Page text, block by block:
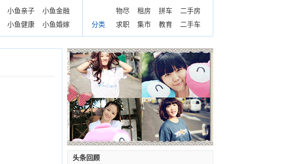
小鱼亲子
小鱼金融
小鱼健康 小鱼婚嫁 分类
物尽 租房 拼车
二手房
求职
集市 教育 二手车
头条回顾